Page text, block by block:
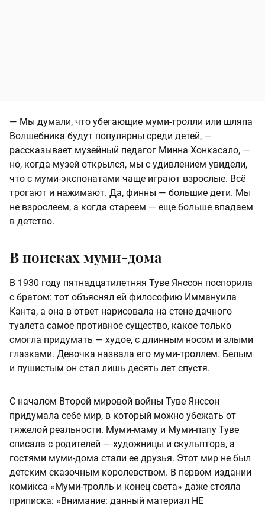
— Мы думали, что убегающие муми-тролли или шляпа
Волшебника будут популярны среди детей, —
рассказывает музейный педагог Минна Хонкасало, —
но, когда музей открылся, мы с удивлением увидели,
что с муми-экспонатами чаще играют взрослые. Всё
трогают и нажимают. Да, финны — большие дети. Мы
не взрослеем, а когда стареем — еще больше впадаем
в детство.
В поисках муми-дома
В 1930 году пятнадцатилетняя Туве Янссон поспорила
с братом: тот объяснял ей философию Иммануила
Канта, а она в ответ нарисовала на стене дачного
туалета самое противное существо, какое только
смогла придумать — худое, с длинным носом и злыми
глазками. Девочка назвала его муми-троллем. Белым
и пушистым он стал лишь десять лет спустя.
С началом Второй мировой войны Туве Янссон
придумала себе мир, в который можно убежать от
тяжелой реальности. Муми-маму и Муми-папу Туве
списала с родителей — художницы и скульптора, а
гостями муми-дома стали ее друзья. Этот мир не был
детским сказочным королевством. В первом издании
комикса «Муми-тролль и конец света» даже стояла
приписка: «Внимание: данный материал НЕ